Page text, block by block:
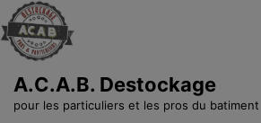
A.C.A.B. Destockage
pour les particuliers et les pros du batiment